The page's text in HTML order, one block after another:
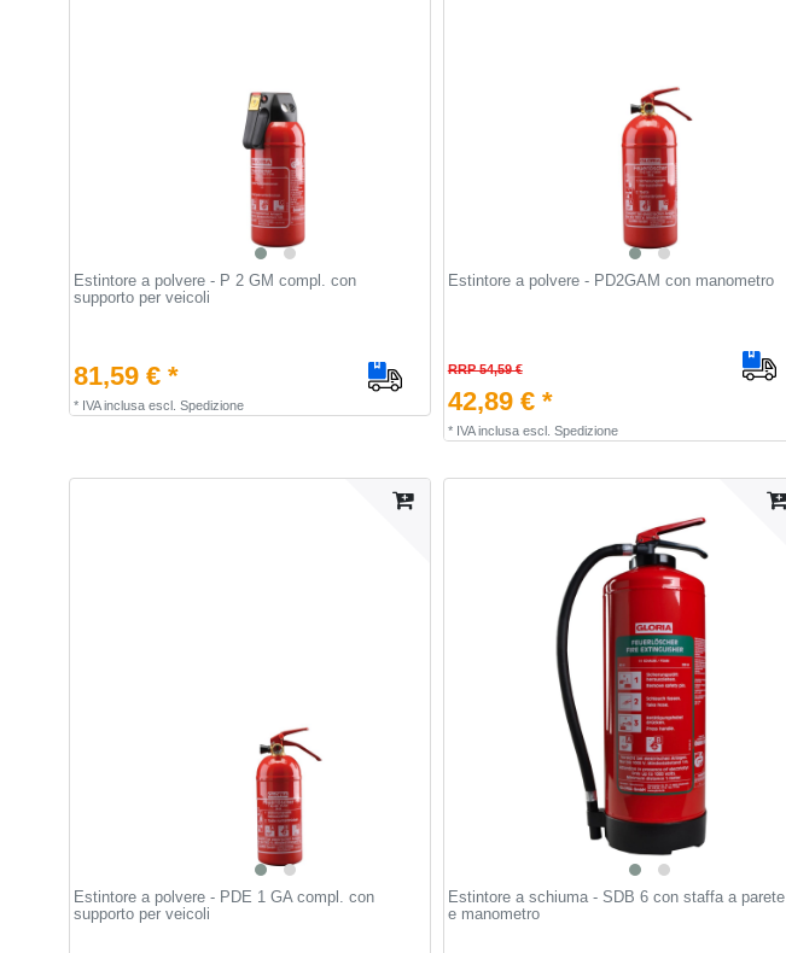
Estintore a polvere - P 2 GM compl. con
supporto per veicoli
81,59 € *
* IVA inclusaescl. Spedizione
Estintore a polvere - PD2GAM con manometro
RRP 54,59 €
42,89 € *
* IVA inclusaescl. Spedizione
Estintore a polvere - PDE 1 GA compl. con
supporto per veicoli
Estintore a schiuma - SDB 6 con staffa a parete
e manometro